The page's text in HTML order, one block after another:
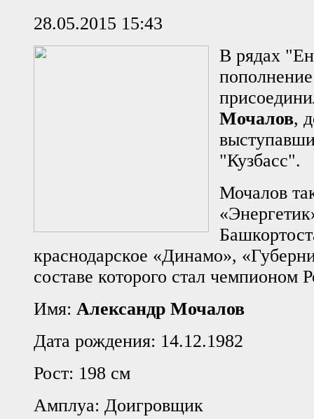
28.05.2015 15:43
В рядах
Мочалов,
"Кузбасс".
Мочалов
краснодарское «Динамо»,
составе которого стал чемпионом
Имя: Александр Мочалов
Дата рождения: 14.12.1982
Рост: 198 см
Амплуа: Доигровщик